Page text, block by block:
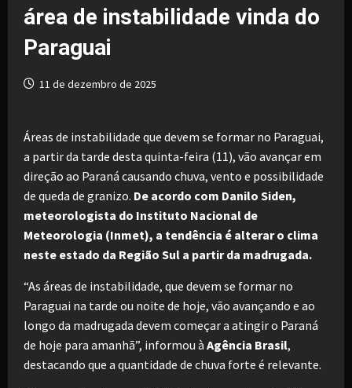
área de instabilidade vinda do
Paraguai
11 de dezembro de 2025
Áreas de instabilidade que devem se formar no Paraguai,
a partir da tarde desta quinta-feira (11), vão avançar em
direção ao Paraná causando chuva, vento e possibilidade
de queda de granizo. De acordo com Danilo Siden,
meteorologista do Instituto Nacional de
Meteorologia (Inmet), a tendência é alterar o clima
neste estado da Região Sul a partir da madrugada.
“As áreas de instabilidade, que devem se formar no
Paraguai na tarde ou noite de hoje, vão avançando e ao
longo da madrugada devem começar a atingir o Paraná
de hoje para amanhã”, informou à Agência Brasil,
destacando que a quantidade de chuva forte é relevante.